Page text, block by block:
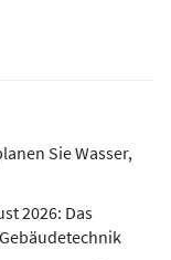
Sie Wasser,
2026: Das